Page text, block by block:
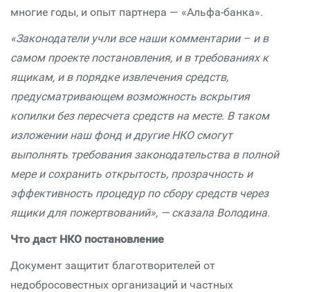
многие годы, и опыт партнера — «Альфа-банка».
«Законодатели учли все наши комментарии – и в
самом проекте постановления, и в требованиях к
ящикам, и в порядке извлечения средств,
предусматривающем возможность вскрытия
копилки без пересчета средств на месте. В таком
изложении наш фонд и другие НКО смогут
выполнять требования законодательства в полной
мере и сохранить открытость, прозрачность и
эффективность процедур по сбору средств через
ящики для пожертвований», — сказала Володина.
Что даст НКО постановление
Документ защитит благотворителей от
недобросовестных организаций и частных